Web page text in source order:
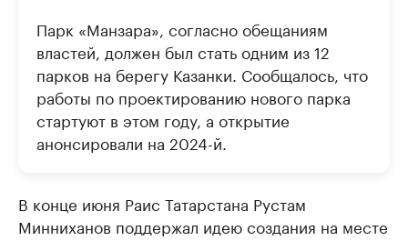
Парк «Манзара», согласно обещаниям
властей, должен был стать одним из 12
парков на берегу Казанки. Сообщалось, что
работы по проектированию нового парка
стартуют в этом году, а открытие
анонсировали на 2024-й.
В конце июня Раис Татарстана Рустам
Минниханов поддержал идею создания на месте